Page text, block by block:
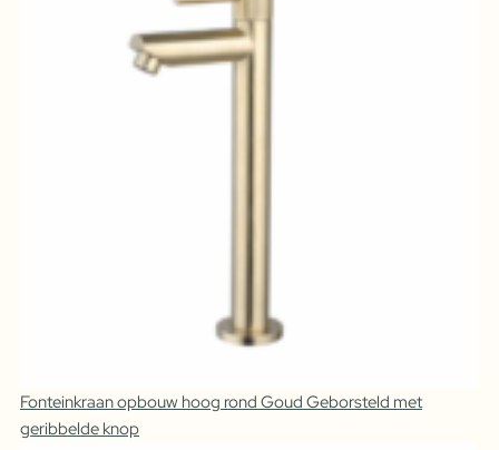
Fonteinkraan opbouw hoog rond Goud Geborsteld met
geribbelde knop